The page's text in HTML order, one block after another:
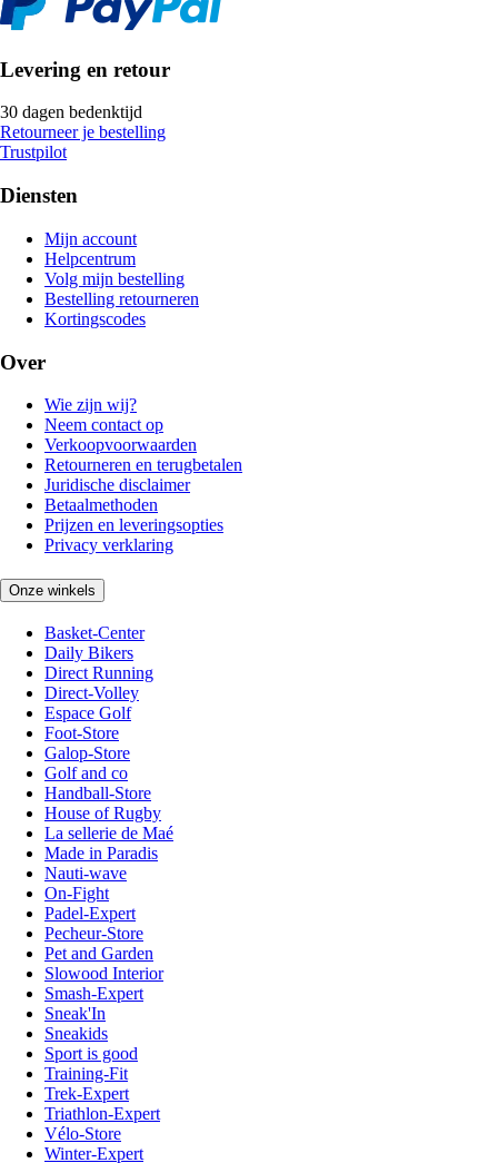
Levering en retour
30 dagen bedenktijd
Retourneer je bestelling
Trustpilot
Diensten
Mijn account
Helpcentrum
Volg mijn bestelling
Bestelling retourneren
Kortingscodes
Over
Wie zijn wij?
Neem contact op
Verkoopvoorwaarden
Retourneren en terugbetalen
Juridische disclaimer
Betaalmethoden
Prijzen en leveringsopties
Privacy verklaring
Onze winkels
Basket-Center
Daily Bikers
Direct Running
Direct-Volley
Espace Golf
Foot-Store
Galop-Store
Golf and co
Handball-Store
House of Rugby
La sellerie de Maé
Made in Paradis
Nauti-wave
On-Fight
Padel-Expert
Pecheur-Store
Pet and Garden
Slowood Interior
Smash-Expert
Sneak'In
Sneakids
Sport is good
Training-Fit
Trek-Expert
Triathlon-Expert
Vélo-Store
Winter-Expert